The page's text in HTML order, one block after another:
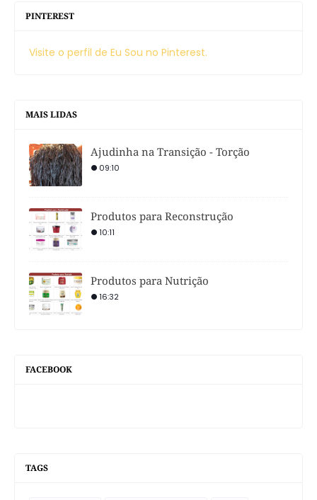
PINTEREST
Visite o perfil de Eu Sou no Pinterest.
MAIS LIDAS
Ajudinha na Transição - Torção
09:10
Produtos para Reconstrução
10:11
Produtos para Nutrição
16:32
FACEBOOK
TAGS